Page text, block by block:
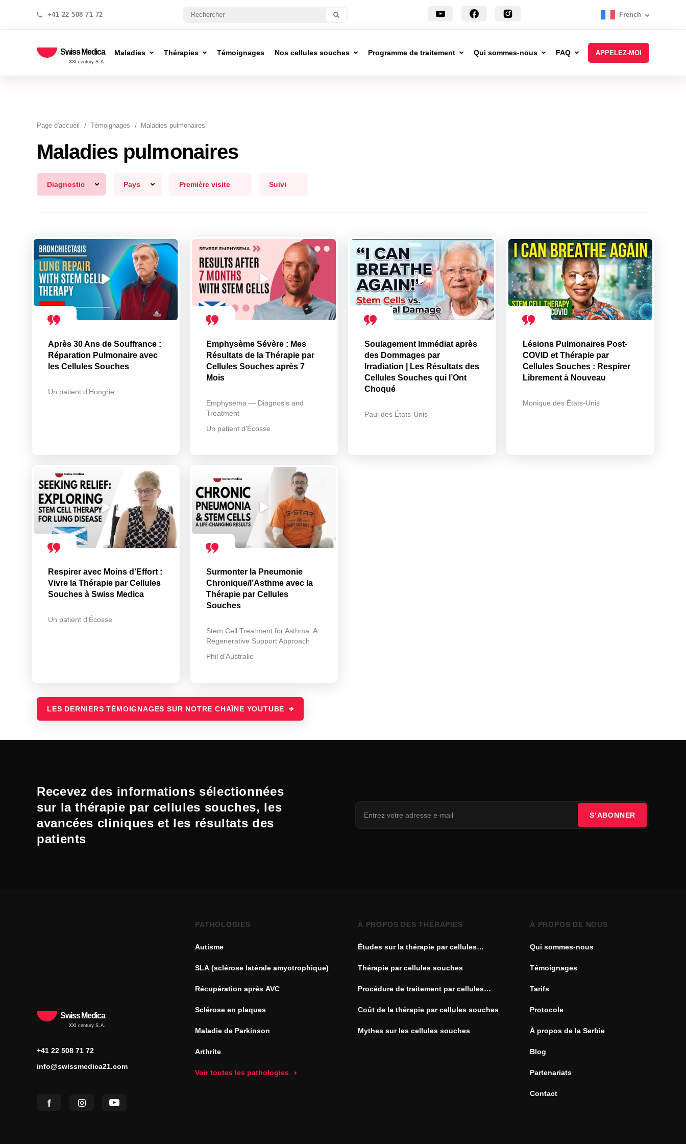
+41 22 508 71 72 French
Swiss Medica
XXI century S.A.
Maladies Thérapies Témoignages Nos cellules souches Programme de traitement Qui sommes-nous FAQ APPELEZ-MOI
Page d′accueil Témoignages Maladies pulmonaires
Maladies pulmonaires
Diagnostic Pays Première visite Suivi
Après 30 Ans de Souffrance :
Réparation Pulmonaire avec
les Cellules Souches
Un patient d’Hongrie
Emphysème Sévère : Mes
Résultats de la Thérapie par
Cellules Souches après 7
Mois
Emphysema — Diagnosis and
Treatment
Un patient d'Écosse
Soulagement Immédiat après
des Dommages par
Irradiation | Les Résultats des
Cellules Souches qui l’Ont
Choqué
Paul des États-Unis
Lésions Pulmonaires Post-
COVID et Thérapie par
Cellules Souches : Respirer
Librement à Nouveau
Monique des États-Unis
Respirer avec Moins d’Effort :
Vivre la Thérapie par Cellules
Souches à Swiss Medica
Un patient d'Écosse
Surmonter la Pneumonie
Chronique/l’Asthme avec la
Thérapie par Cellules
Souches
Stem Cell Treatment for Asthma: A
Regenerative Support Approach
Phil d'Australie
LES DERNIERS TÉMOIGNAGES SUR NOTRE CHAÎNE YOUTUBE
Recevez des informations sélectionnées
sur la thérapie par cellules souches, les
avancées cliniques et les résultats des
patients
S’ABONNER
Swiss Medica
XXI century S.A.
+41 22 508 71 72
info@swissmedica21.com
PATHOLOGIES
Autisme
SLA (sclérose latérale amyotrophique)
Récupération après AVC
Sclérose en plaques
Maladie de Parkinson
Arthrite
Voir toutes les pathologies
À PROPOS DES THÉRAPIES
Études sur la thérapie par cellules
Thérapie par cellules souches
Procédure de traitement par cellules
Coût de la thérapie par cellules souches
Mythes sur les cellules souches
À PROPOS DE NOUS
Qui sommes-nous
Témoignages
Tarifs
Protocole
À propos de la Serbie
Blog
Partenariats
Contact